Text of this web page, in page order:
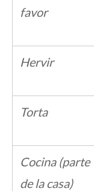
favor
Hervir
Torta
Cocina (parte
de la casa)